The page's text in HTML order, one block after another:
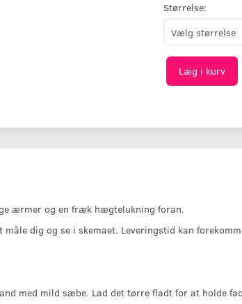
Størrelse:
Læg i kurv
ærmer og en fræk hægtelukning foran.
dig og se i skemaet. Leveringstid kan
med mild sæbe. Lad det tørre fladt for at holde